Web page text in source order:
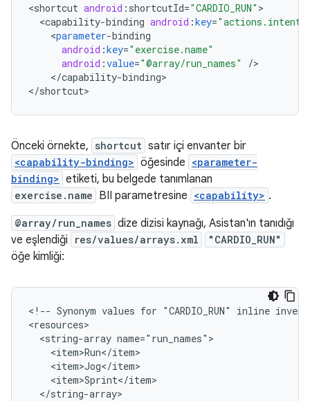
<shortcut android : shortcutId="CARDIO_RUN"
<capability-binding android :key=
<parameter-binding
android :key="exercise.name"
android :value="@array/run_names" /
</capability-binding>
</shortcut
Önceki örnekte, shortcut satır içi envanter bir
<capability-binding> öğesinde <parameter-
binding> etiketi, bu belgede tanımlanan
exercise.name BII parametresine <capability> .
@array/run_names dize dizisi kaynağı, Asistan'ın tanıdığı
ve eşlendiği
res/values/arrays.xml "CARDIO_RUN"
öğe kimliği:
<!-- Synonym values for "CARDIO_RUN" inline
<resources>
  <string-array name="run_names">
    <item>Run</item>
    <item>Jog</item>
    <item>Sprint</item>
  </string-array>